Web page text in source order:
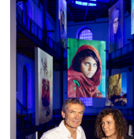
LUDWIG BOLTZMANN GESELLSCHAFT
PURTSCHER RELATIONS
VBC
VERA PURE
WIENER SKIVERBAND
DIE TAFEL ÖSTERREICH
VERTESSI
KAMPAGNE: WIR SIND
MARKUS BREITENECKER